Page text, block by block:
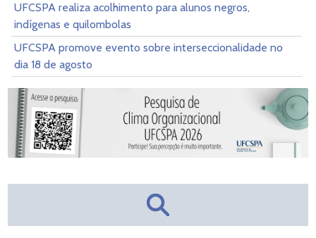
UFCSPA realiza acolhimento para alunos negros,
indígenas e quilombolas
UFCSPA promove evento sobre interseccionalidade no
dia 18 de agosto